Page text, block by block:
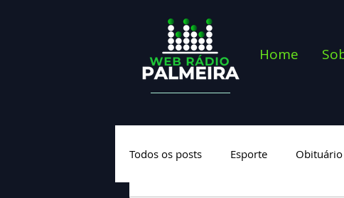
Home
Todos os posts Esporte Obituário